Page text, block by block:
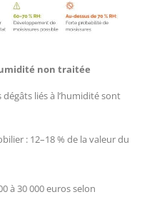
non traitée
liés à l’humidité sont
: 12–18 % de la valeur du
à 30 000 euros selon